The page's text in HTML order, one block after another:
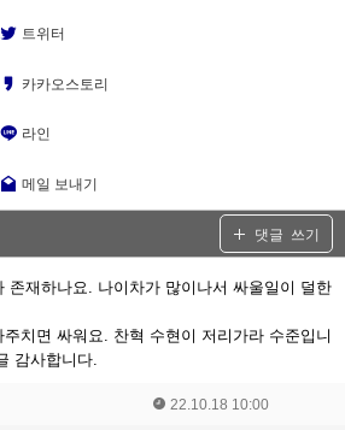
트위터
카카오스토리
라인
메일 보내기
댓글 쓰기
존재하나요. 나이차가 많이나서 싸울일이 덜한
주치면 싸워요. 찬혁 수현이 저리가라 수준입니
감사합니다.
22.10.18 10:00